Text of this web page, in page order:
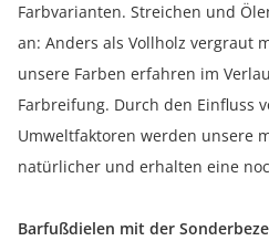
Farbvarianten. Streichen und
an: Anders als Vollholz vergraut
unsere Farben erfahren im
Farbreifung. Durch den Einfluss
Umweltfaktoren werden unsere
natürlicher und erhalten eine
Barfußdielen mit der